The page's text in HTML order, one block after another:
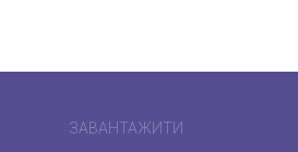
ЗАВАНТАЖИТИ